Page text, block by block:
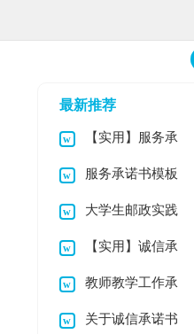
最新推荐
【实用】服务承
诺书汇编8篇
服务承诺书模板
汇编9篇大学生邮政实践
报告 【实用】诚信承
诺书4篇教师教学工作承
诺书集合六篇
关于诚信承诺书